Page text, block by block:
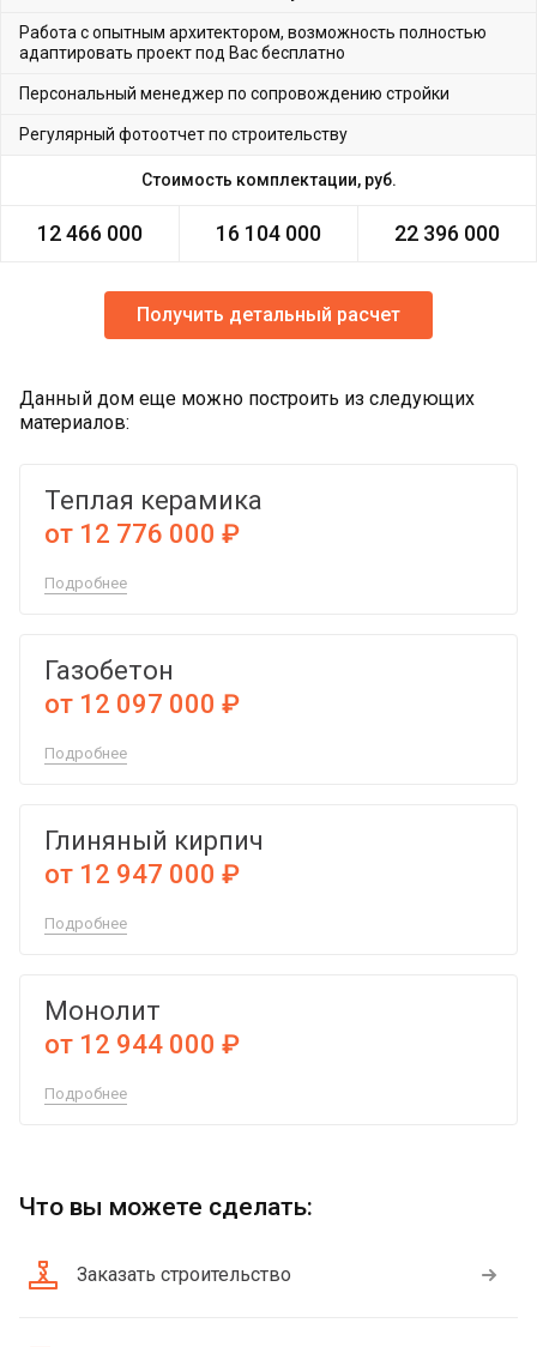
Работа с опытным архитектором, возможность полностью
адаптировать проект под Вас бесплатно
Персональный менеджер по сопровождению стройки
Регулярный фотоотчет по строительству
Стоимость комплектации, руб.
12 466 000 16 104 000 22 396 000
Получить детальный расчет
Данный дом еще можно построить из следующих
материалов:
Теплая керамика
от 12 776 000 ₽
Подробнее
Газобетон
от 12 097 000 ₽
Подробнее
Глиняный кирпич
от 12 947 000 ₽
Подробнее
Монолит
от 12 944 000 ₽
Подробнее
Что вы можете сделать:
Заказать строительство